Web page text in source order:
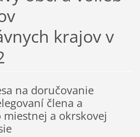
krajov v
na doručovanie
člena a
a okrskovej